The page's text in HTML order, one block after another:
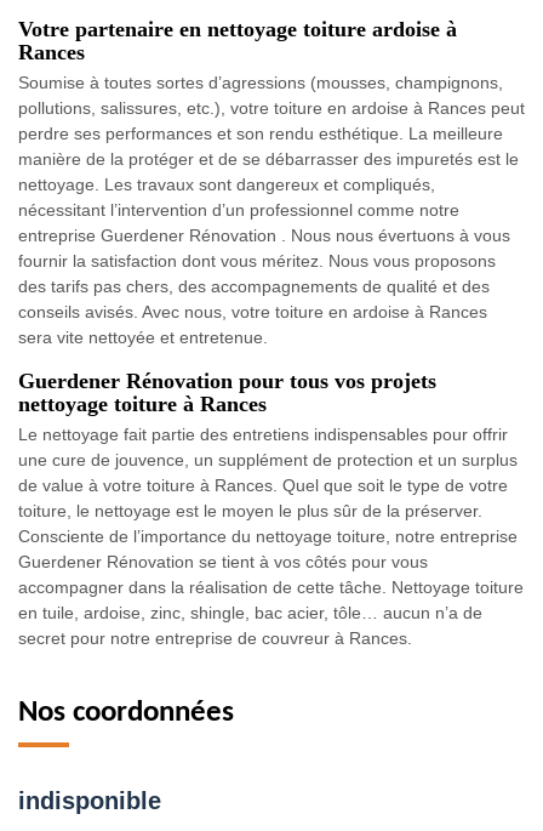
Votre partenaire en nettoyage toiture ardoise à
Rances
Soumise à toutes sortes d’agressions (mousses, champignons,
pollutions, salissures, etc.), votre toiture en ardoise à Rances peut
perdre ses performances et son rendu esthétique. La meilleure
manière de la protéger et de se débarrasser des impuretés est le
nettoyage. Les travaux sont dangereux et compliqués,
nécessitant l’intervention d’un professionnel comme notre
entreprise Guerdener Rénovation . Nous nous évertuons à vous
fournir la satisfaction dont vous méritez. Nous vous proposons
des tarifs pas chers, des accompagnements de qualité et des
conseils avisés. Avec nous, votre toiture en ardoise à Rances
sera vite nettoyée et entretenue.
Guerdener Rénovation pour tous vos projets
nettoyage toiture à Rances
Le nettoyage fait partie des entretiens indispensables pour offrir
une cure de jouvence, un supplément de protection et un surplus
de value à votre toiture à Rances. Quel que soit le type de votre
toiture, le nettoyage est le moyen le plus sûr de la préserver.
Consciente de l’importance du nettoyage toiture, notre entreprise
Guerdener Rénovation se tient à vos côtés pour vous
accompagner dans la réalisation de cette tâche. Nettoyage toiture
en tuile, ardoise, zinc, shingle, bac acier, tôle… aucun n’a de
secret pour notre entreprise de couvreur à Rances.
Nos coordonnées
indisponible